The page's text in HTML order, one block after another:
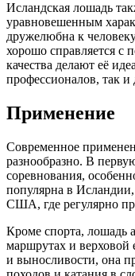
Исландская лошадь
уравновешенным
дружелюбна к
хорошо справляется с
качества делают её
профессионалов, так
Применение
Современное
разнообразно. В
соревнования,
популярна в
США, где регулярно
Кроме спорта, лошадь
маршрутах и верховой
и выносливости, она